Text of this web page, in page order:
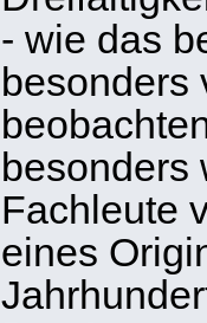
- wie das
besonders
besonders
Fachleute
eines